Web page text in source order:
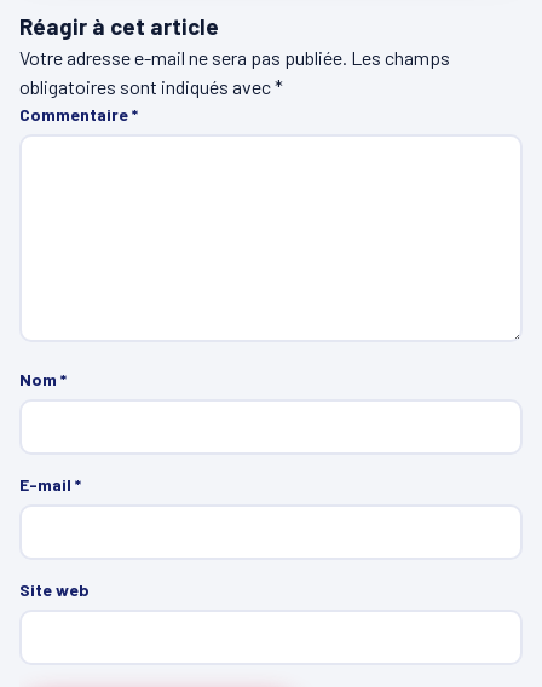
Réagir à cet article
Votre adresse e-mail ne sera pas publiée. Les champs
obligatoires sont indiqués avec*
Commentaire*
Nom *
E-mail *
Site web